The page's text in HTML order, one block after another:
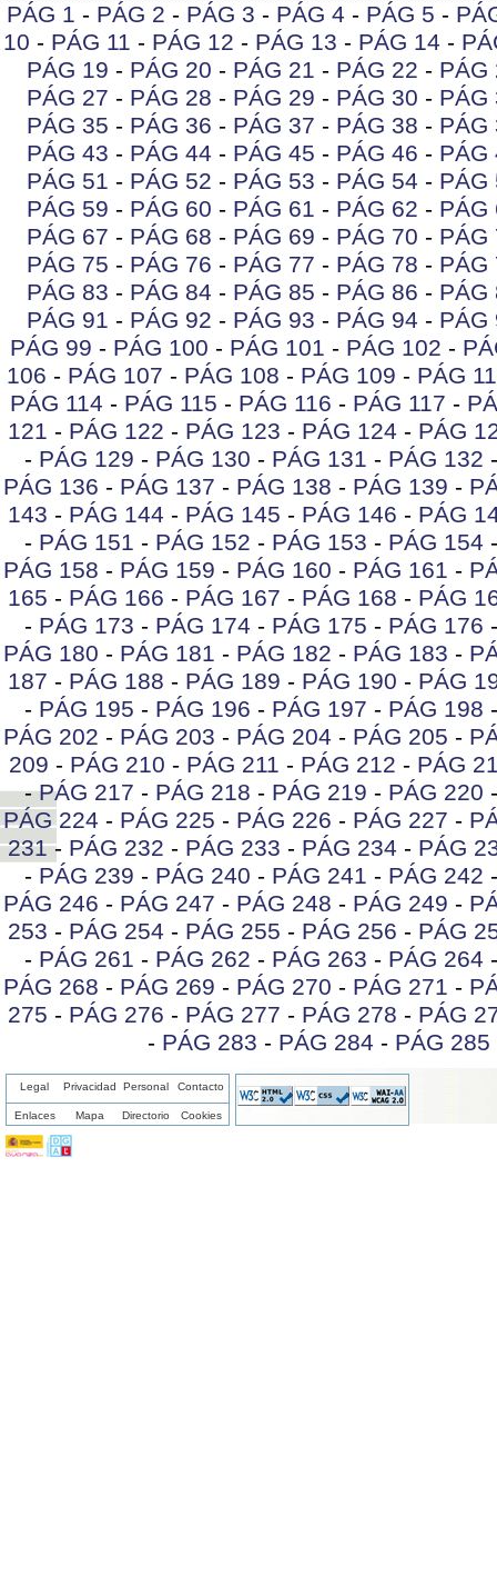
PÁG 1 - PÁG 2 - PÁG 3 - PÁG 4 - PÁG 5 -
10 - PÁG 11 - PÁG 12 - PÁG 13 - PÁG 14 -
PÁG 19 - PÁG 20 - PÁG 21 - PÁG 22 - PÁG
PÁG 27 - PÁG 28 - PÁG 29 - PÁG 30 - PÁG
PÁG 35 - PÁG 36 - PÁG 37 - PÁG 38 - PÁG
PÁG 43 - PÁG 44 - PÁG 45 - PÁG 46 - PÁG
PÁG 51 - PÁG 52 - PÁG 53 - PÁG 54 - PÁG
PÁG 59 - PÁG 60 - PÁG 61 - PÁG 62 - PÁG
PÁG 67 - PÁG 68 - PÁG 69 - PÁG 70 - PÁG
PÁG 75 - PÁG 76 - PÁG 77 - PÁG 78 - PÁG
PÁG 83 - PÁG 84 - PÁG 85 - PÁG 86 - PÁG
PÁG 91 - PÁG 92 - PÁG 93 - PÁG 94 - PÁG
PÁG 99 - PÁG 100 - PÁG 101 - PÁG 102 -
106 - PÁG 107 - PÁG 108 - PÁG 109 - PÁG
PÁG 114 - PÁG 115 - PÁG 116 - PÁG 117 -
121 - PÁG 122 - PÁG 123 - PÁG 124 - PÁG
- PÁG 129 - PÁG 130 - PÁG 131 - PÁG 132
PÁG 136 - PÁG 137 - PÁG 138 - PÁG 139 -
143 - PÁG 144 - PÁG 145 - PÁG 146 - PÁG
- PÁG 151 - PÁG 152 - PÁG 153 - PÁG 154
PÁG 158 - PÁG 159 - PÁG 160 - PÁG 161 -
165 - PÁG 166 - PÁG 167 - PÁG 168 - PÁG
- PÁG 173 - PÁG 174 - PÁG 175 - PÁG 176
PÁG 180 - PÁG 181 - PÁG 182 - PÁG 183 -
187 - PÁG 188 - PÁG 189 - PÁG 190 - PÁG
- PÁG 195 - PÁG 196 - PÁG 197 - PÁG 198
PÁG 202 - PÁG 203 - PÁG 204 - PÁG 205 -
209 - PÁG 210 - PÁG 211 - PÁG 212 - PÁG
-PÁG 217 - PÁG 218 - PÁG 219 - PÁG 220
PÁG 224 - PÁG 225 - PÁG 226 - PÁG 227 -
231- PÁG 232 - PÁG 233 - PÁG 234 - PÁG
- PÁG 239 - PÁG 240 - PÁG 241 - PÁG 242
PÁG 246 - PÁG 247 - PÁG 248 - PÁG 249 -
253 - PÁG 254 - PÁG 255 - PÁG 256 - PÁG
- PÁG 261 - PÁG 262 - PÁG 263 - PÁG 264
PÁG 268 - PÁG 269 - PÁG 270 - PÁG 271 -
275 - PÁG 276 - PÁG 277 - PÁG 278 - PÁG
- PÁG 283 - PÁG 284 - PÁG 285
Legal Privacidad Personal Contacto
Enlaces Mapa Directorio Cookies